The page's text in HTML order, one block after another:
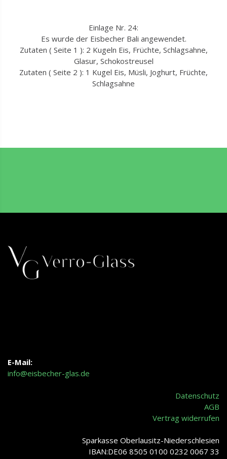
Einlage Nr. 24:
Es wurde der Eisbecher Bali angewendet.
Zutaten ( Seite 1 ): 2 Kugeln Eis, Früchte, Schlagsahne,
Glasur, Schokostreusel
Zutaten ( Seite 2 ): 1 Kugel Eis, Müsli, Joghurt, Früchte,
Schlagsahne
E-Mail:
info@eisbecher-glas.de
Datenschutz
AGB
Vertrag widerrufen
Sparkasse Oberlausitz-Niederschlesien
IBAN:DE06 8505 0100 0232 0067 33